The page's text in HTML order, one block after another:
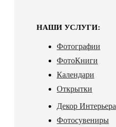
НАШИ УСЛУГИ:
Фотографии
ФотоКниги
Календари
Открытки
Декор Интерьера
Фотосувениры